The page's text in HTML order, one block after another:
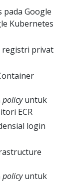
Google
Kubernetes
registri privat
policyuntuk
ECR
login
policyuntuk